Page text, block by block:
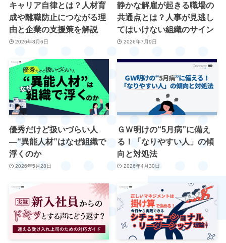
キャリア自律とは？人材育
成や離職防止につながる理
由と企業の支援策を解説
2026年8月6日
静かな解雇が起きる職場の
共通点とは？人事が見逃し
てはいけない組織のサイン
2026年7月9日
優秀だけど扱いづらい人
―“異能人材”はなぜ組織で
浮くのか
2026年5月28日
ＧＷ明けの“5月病”に備え
る！「なりやすい人」の傾
向と対処法
2026年4月30日